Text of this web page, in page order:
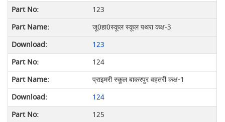
123
जू0हा0स्कूल स्कूल पथरा कक्ष-3
123
124
प्राइमरी स्कूल बाकरपुर वहतरी कक्ष-1
124
125